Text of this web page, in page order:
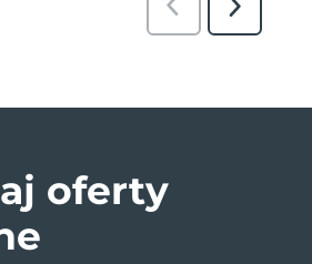
oferty